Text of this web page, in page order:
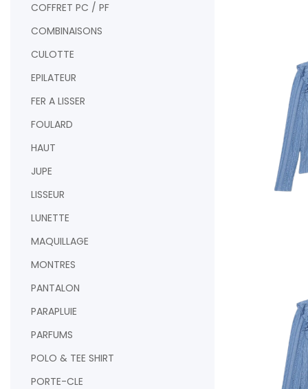
COFFRET PC / PF
COMBINAISONS
CULOTTE
EPILATEUR
FER A LISSER
FOULARD
HAUT
JUPE
LISSEUR
LUNETTE
MAQUILLAGE
MONTRES
PANTALON
PARAPLUIE
PARFUMS
POLO & TEE SHIRT
PORTE-CLE